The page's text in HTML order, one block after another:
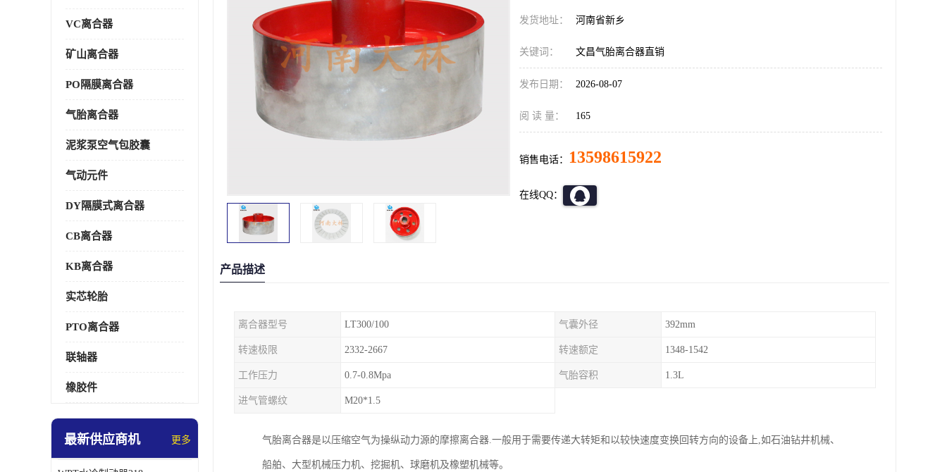
VC离合器
矿山离合器
PO隔膜离合器
气胎离合器
泥浆泵空气包胶囊
气动元件
DY隔膜式离合器
CB离合器
KB离合器
实芯轮胎
PTO离合器
联轴器
橡胶件
最新供应商机 更多
发货地址： 河南省新乡
关键词： 文昌气胎离合器直销
发布日期： 2026-08-07
阅 读 量： 165
销售电话： 13598615922
在线QQ：
产品描述
离合器型号 LT300/100 气囊外径 392mm
转速极限 2332-2667 转速额定 1348-1542
工作压力 0.7-0.8Mpa 气胎容积 1.3L
进气管螺纹 M20*1.5
气胎离合器是以压缩空气为操纵动力源的摩擦离合器.一般用于需要传递大转矩和以较快速度变换回转方向的设备上,如石油钻井机械、
船舶、大型机械压力机、挖掘机、球磨机及橡塑机械等。